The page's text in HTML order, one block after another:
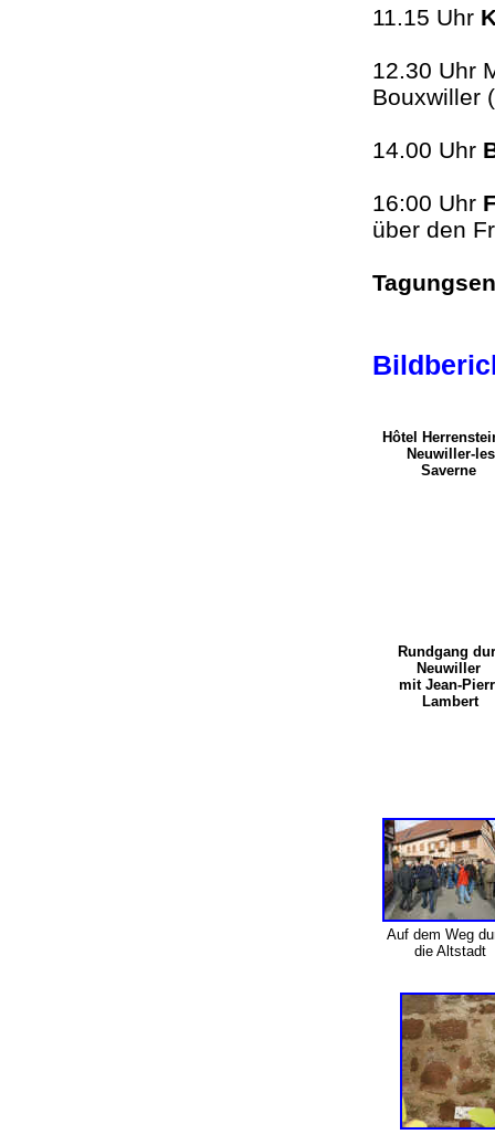
11.15 Uhr
12.30 Uhr
Bouxwiller
14.00 Uhr
16:00 Uhr
über den
Hôtel
Neuwiller-
Saverne
Rundgang
Neuwiller
mit Jean-
Lambert
Auf dem Weg
die Altstadt